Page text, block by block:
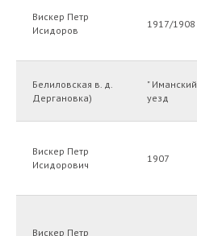
Вискер Петр
Исидоров
1917/1908
Белиловская в. д.
Дергановка)
" Иманский
уезд
Вискер Петр
Исидорович
1907
Вискер Петр